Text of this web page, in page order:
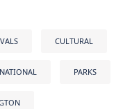
CULTURAL
NATIONAL PARKS